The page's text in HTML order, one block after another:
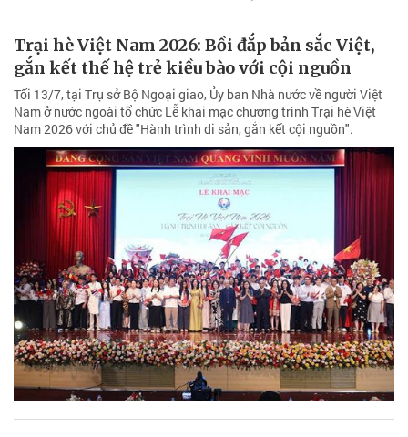
Trại hè Việt Nam 2026: Bồi đắp bản sắc Việt,
gắn kết thế hệ trẻ kiều bào với cội nguồn
Tối 13/7, tại Trụ sở Bộ Ngoại giao, Ủy ban Nhà nước về người Việt
Nam ở nước ngoài tổ chức Lễ khai mạc chương trình Trại hè Việt
Nam 2026 với chủ đề "Hành trình di sản, gắn kết cội nguồn".